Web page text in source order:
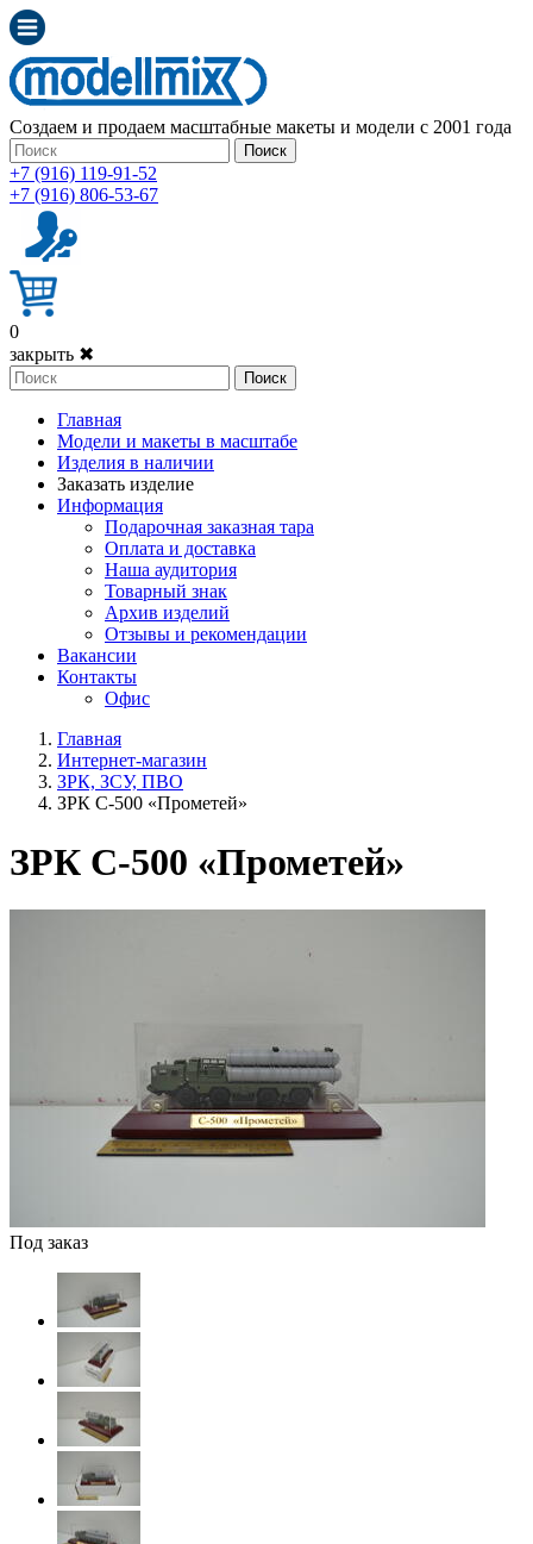
Создаем и продаем масштабные макеты и модели с 2001 года
Поиск
+7 (916) 119-91-52
+7 (916) 806-53-67
0
закрыть ✖
Поиск
Главная
Модели и макеты в масштабе
Изделия в наличии
Заказать изделие
Информация
Подарочная заказная тара
Оплата и доставка
Наша аудитория
Товарный знак
Архив изделий
Отзывы и рекомендации
Вакансии
Контакты
Офис
Главная
Интернет-магазин
ЗРК, ЗСУ, ПВО
ЗРК С-500 «Прометей»
ЗРК С-500 «Прометей»
Под заказ